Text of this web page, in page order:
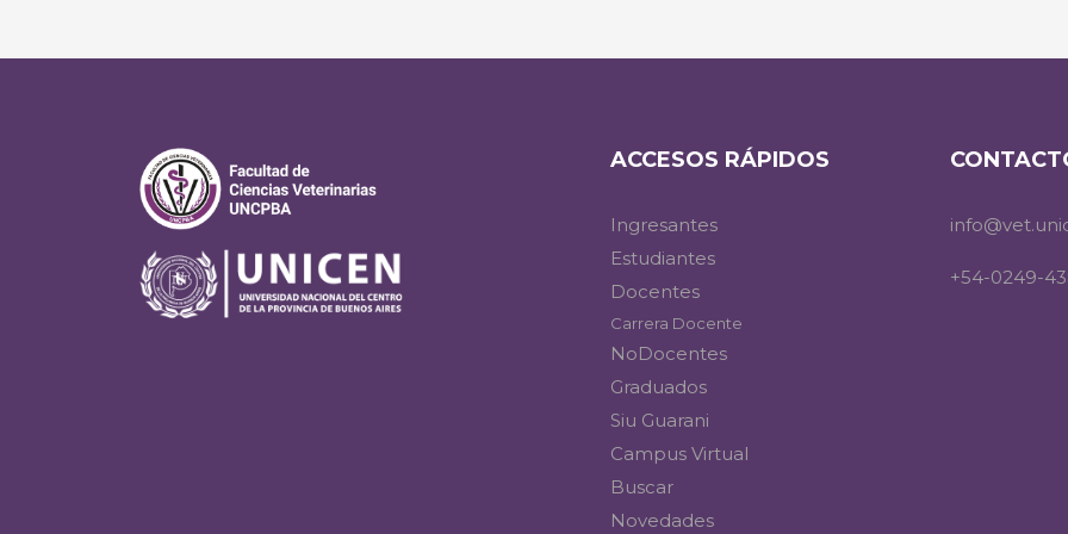
ACCESOS RÁPIDOS
Ingresantes
Estudiantes
Docentes
Carrera Docente
NoDocentes
Graduados
Siu Guarani
Campus Virtual
Buscar
Novedades
+54-0249-